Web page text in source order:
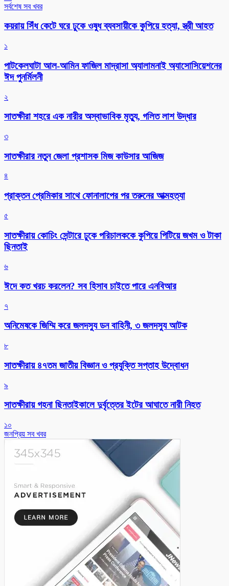
সর্বশেষ সব খবর
কয়রায় সিঁধ কেটে ঘরে ঢুকে ওষুধ ব্যবসায়ীকে কুপিয়ে হত্যা, স্ত্রী আহত
১
পাটকেলঘাটা আল-আমিন ফাজিল মাদ্রাসা অ্যালামনাই অ্যাসোসিয়েশনের
ঈদ পুনর্মিলনী
২
সাতক্ষীরা শহরে এক নারীর অস্বাভাবিক মৃত্যু, গলিত লাশ উদ্ধার
৩
সাতক্ষীরার নতুন জেলা প্রশাসক মিজ কাউসার আজিজ
৪
প্রাক্তন প্রেমিকার সাথে ফোনালাপের পর তরুনের আত্মহত্যা
৫
সাতক্ষীরায় কোচিং সেন্টারে ঢুকে পরিচালককে কুপিয়ে পিটিয়ে জখম ও টাকা
ছিনতাই
৬
ঈদে কত খরচ করলেন? সব হিসাব চাইতে পারে এনবিআর
৭
অনিমেষকে জিম্মি করে জলদস্যু ডন বাহিনী, ৩ জলদস্যু আটক
৮
সাতক্ষীরায় ৪৭তম জাতীয় বিজ্ঞান ও প্রযুক্তি সপ্তাহ উদ্বোধন
৯
সাতক্ষীরায় গহনা ছিনতাইকালে দুর্বৃত্তের ইটের আঘাতে নারী নিহত
১০
জনপ্রিয় সব খবর